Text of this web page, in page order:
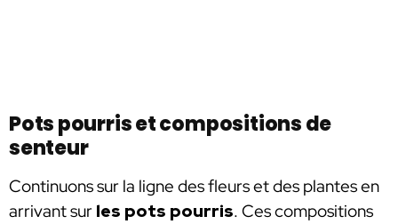
Pots pourris et compositions de
senteur
Continuons sur la ligne des fleurs et des plantes en
arrivant sur les pots pourris. Ces compositions